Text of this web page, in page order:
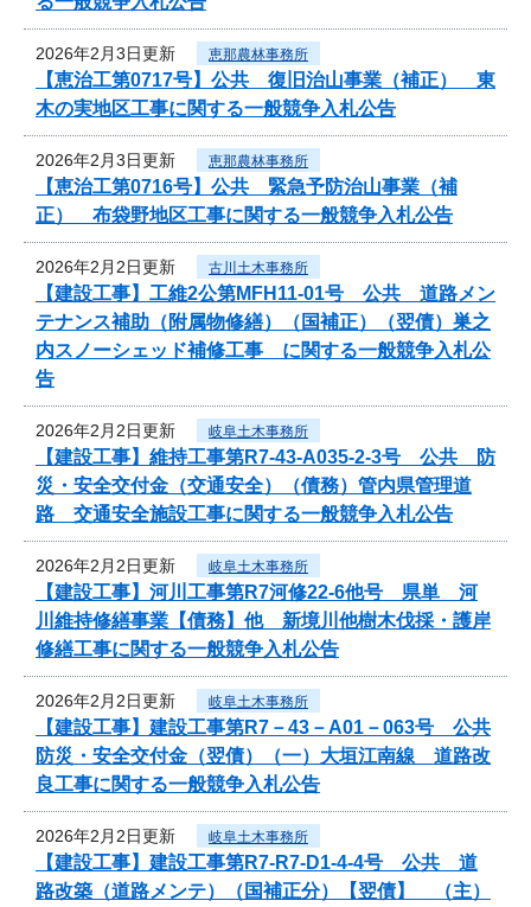
2026年2月3日更新 恵那農林事務所
【恵治工第0717号】公共 復旧治山事業（補正） 東
木の実地区工事に関する一般競争入札公告
2026年2月3日更新 恵那農林事務所
【恵治工第0716号】公共 緊急予防治山事業（補
正） 布袋野地区工事に関する一般競争入札公告
2026年2月2日更新 古川土木事務所
【建設工事】工維2公第MFH11-01号 公共 道路メン
テナンス補助（附属物修繕）（国補正）（翌債）巣之
内スノーシェッド補修工事 に関する一般競争入札公
告
2026年2月2日更新 岐阜土木事務所
【建設工事】維持工事第R7-43-A035-2-3号 公共 防
災・安全交付金（交通安全）（債務）管内県管理道
路 交通安全施設工事に関する一般競争入札公告
2026年2月2日更新 岐阜土木事務所
【建設工事】河川工事第R7河修22-6他号 県単 河
川維持修繕事業【債務】他 新境川他樹木伐採・護岸
修繕工事に関する一般競争入札公告
2026年2月2日更新 岐阜土木事務所
【建設工事】建設工事第R7－43－A01－063号 公共
防災・安全交付金（翌債）（一）大垣江南線 道路改
良工事に関する一般競争入札公告
2026年2月2日更新 岐阜土木事務所
【建設工事】建設工事第R7-R7-D1-4-4号 公共 道
路改築（道路メンテ）（国補正分）【翌債】 （主）